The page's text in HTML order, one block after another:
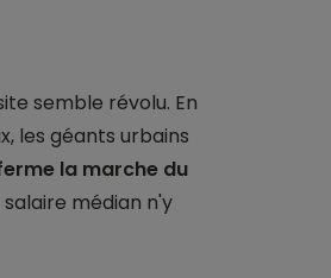
semble révolu. En
les géants urbains
la marche du
médian n'y